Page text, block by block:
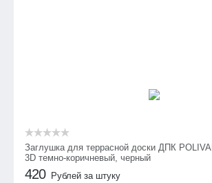
Заглушка для террасной доски ДПК
3D темно-коричневый, черный
420 Рублей за штуку